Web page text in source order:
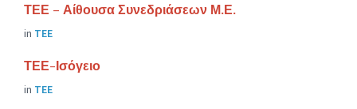
ΤΕΕ – Αίθουσα Συνεδριάσεων Μ.Ε.
in ΤΕΕ
ΤΕΕ-Ισόγειο
in ΤΕΕ